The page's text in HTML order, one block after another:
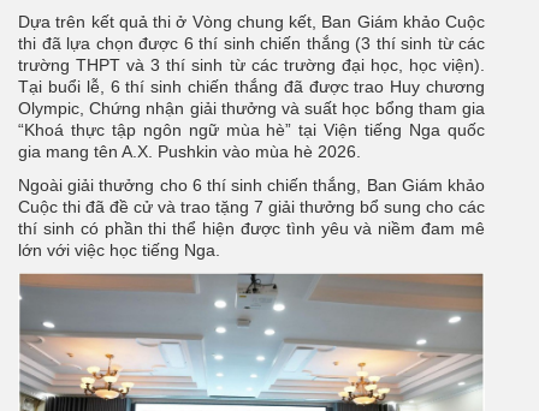
Dựa trên kết quả thi ở Vòng chung kết, Ban Giám khảo Cuộc
thi đã lựa chọn được 6 thí sinh chiến thắng (3 thí sinh từ các
trường THPT và 3 thí sinh từ các trường đại học, học viện).
Tại buổi lễ, 6 thí sinh chiến thắng đã được trao Huy chương
Olympic, Chứng nhận giải thưởng và suất học bổng tham gia
“Khoá thực tập ngôn ngữ mùa hè” tại Viện tiếng Nga quốc
gia mang tên A.X. Pushkin vào mùa hè 2026.
Ngoài giải thưởng cho 6 thí sinh chiến thắng, Ban Giám khảo
Cuộc thi đã đề cử và trao tặng 7 giải thưởng bổ sung cho các
thí sinh có phần thi thể hiện được tình yêu và niềm đam mê
lớn với việc học tiếng Nga.